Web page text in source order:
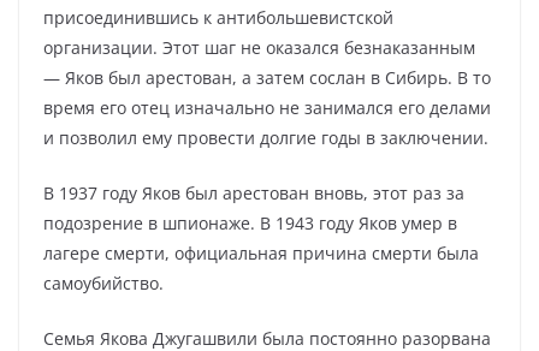
присоединившись к антибольшевистской
организации. Этот шаг не оказался безнаказанным
— Яков был арестован, а затем сослан в Сибирь. В то
время его отец изначально не занимался его делами
и позволил ему провести долгие годы в заключении.
В 1937 году Яков был арестован вновь, этот раз за
подозрение в шпионаже. В 1943 году Яков умер в
лагере смерти, официальная причина смерти была
самоубийство.
Семья Якова Джугашвили была постоянно разорвана